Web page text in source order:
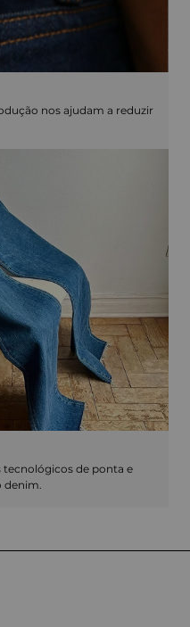
nos ajudam a reduzir
tecnológicos de ponta e
denim.